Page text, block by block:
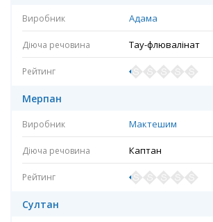
Адама
Тау-флювалінат
Мерпан
Мактешим
Каптан
Султан